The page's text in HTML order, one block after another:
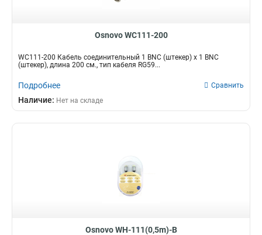
Osnovo WC111-200
WC111-200 Кабель соединительный 1 BNC (штекер) х 1 BNC
(штекер), длина 200 см., тип кабеля RG59...
Подробнее Сравнить
Наличие: Нет на складе
Osnovo WH-111(0,5m)-B